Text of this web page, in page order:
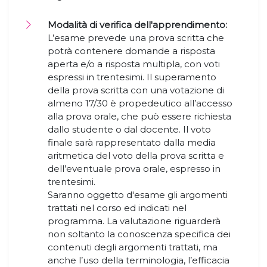
Modalità di verifica dell'apprendimento:
L’esame prevede una prova scritta che
potrà contenere domande a risposta
aperta e/o a risposta multipla, con voti
espressi in trentesimi. Il superamento
della prova scritta con una votazione di
almeno 17/30 è propedeutico all’accesso
alla prova orale, che può essere richiesta
dallo studente o dal docente. Il voto
finale sarà rappresentato dalla media
aritmetica del voto della prova scritta e
dell’eventuale prova orale, espresso in
trentesimi.
Saranno oggetto d'esame gli argomenti
trattati nel corso ed indicati nel
programma. La valutazione riguarderà
non soltanto la conoscenza specifica dei
contenuti degli argomenti trattati, ma
anche l’uso della terminologia, l’efficacia